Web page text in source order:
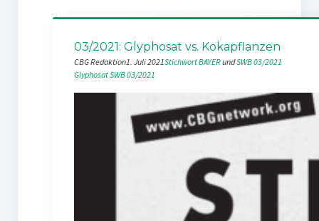
03/2021: Glyphosat vs. Kokapflanzen
CBG Redaktion1. Juli 2021Stichwort BAYER und SWB 03/2021
GlyphosatSWB 03/2021